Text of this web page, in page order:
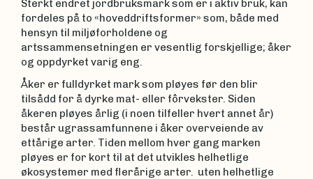
Sterkt endret jordbruksmark som er i aktiv bruk, kan
fordeles på to «hoveddriftsformer» som, både med
hensyn til miljøforholdene og
artssammensetningen er vesentlig forskjellige; åker
og oppdyrket varig eng.
Åker er fulldyrket mark som pløyes før den blir
tilsådd for å dyrke mat- eller fôrvekster. Siden
åkeren pløyes årlig (i noen tilfeller hvert annet år)
består ugrassamfunnene i åker overveiende av
ettårige arter. Tiden mellom hver gang marken
pløyes er for kort til at det utvikles helhetlige
økosystemer med flerårige arter. uten helhetlige